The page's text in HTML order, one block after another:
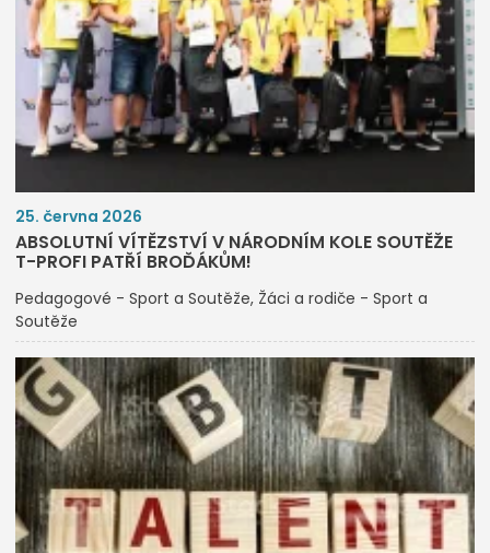
25. června 2026
ABSOLUTNÍ VÍTĚZSTVÍ V NÁRODNÍM KOLE SOUTĚŽE
T-PROFI PATŘÍ BROĎÁKŮM!
Pedagogové - Sport a Soutěže Žáci a rodiče - Sport a
Soutěže